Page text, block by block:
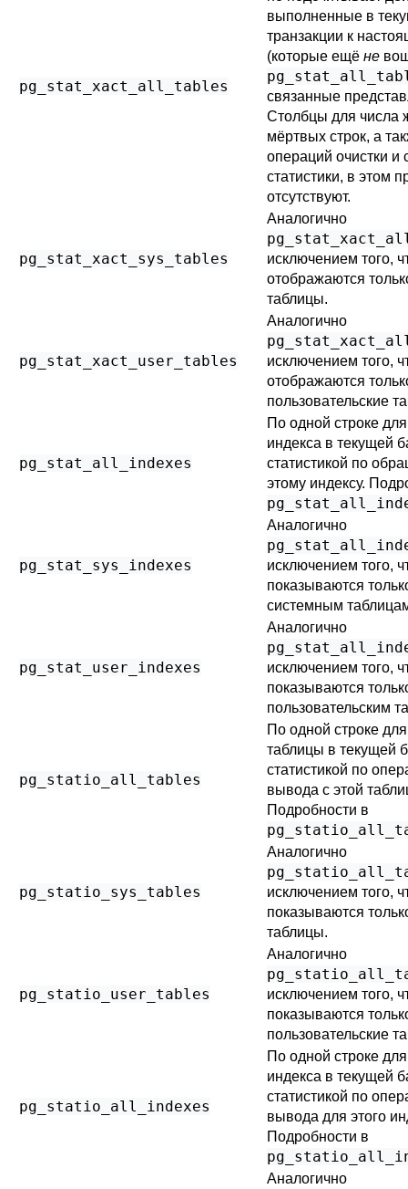
pg_stat_xact_all_tables
выполненные в
транзакции к
(которые ещё не
связанные
Столбцы для числа
мёртвых строк, а
операций очистки и
статистики, в этом
отсутствуют.
pg_stat_xact_sys_tables
Аналогично
исключением того,
отображаются
таблицы.
pg_stat_xact_user_tables
Аналогично
исключением того,
отображаются
пользовательские
pg_stat_all_indexes
По одной строке
индекса в текущей
статистикой по
этому индексу.
pg_stat_sys_indexes
Аналогично
исключением того,
показываются
системным
pg_stat_user_indexes
Аналогично
исключением того,
показываются
пользовательским
pg_statio_all_tables
По одной строке
таблицы в текущей
статистикой по
вывода с этой
Подробности в
pg_statio_sys_tables
Аналогично
исключением того,
показываются
таблицы.
pg_statio_user_tables
Аналогично
исключением того,
показываются
пользовательские
pg_statio_all_indexes
По одной строке
индекса в текущей
статистикой по
вывода для этого
Подробности в
Аналогично